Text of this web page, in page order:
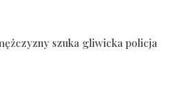
szuka gliwicka policja